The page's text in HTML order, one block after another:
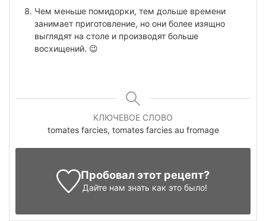
Чем меньше помидорки, тем дольше времени
занимает приготовление, но они более изящно
выглядят на столе и производят больше
восхищений. 😉
КЛЮЧЕВОЕ СЛОВО
tomates farcies, tomates farcies au fromage
Пробовал этот рецепт?
Дайте нам знать как это было!